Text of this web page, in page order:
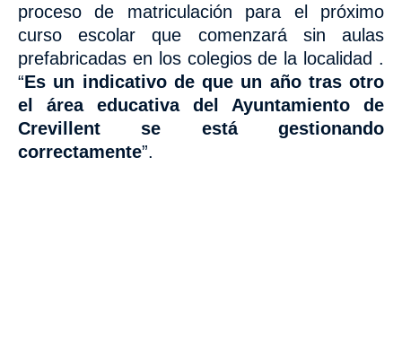
proceso de matriculación para el próximo
curso escolar que comenzará sin aulas
prefabricadas en los colegios de la localidad .
“Es un indicativo de que un año tras otro
el área educativa del Ayuntamiento de
Crevillent se está gestionando
correctamente”.